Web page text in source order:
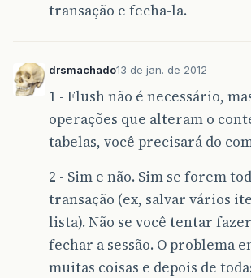
transação e fecha-la.
drsmachado13 de jan. de 2012
1 - Flush não é necessário,
operações que alteram o
tabelas, você precisará do
2 - Sim e não. Sim se forem
transação (ex, salvar vários
lista). Não se você tentar
fechar a sessão. O problema
muitas coisas e depois de